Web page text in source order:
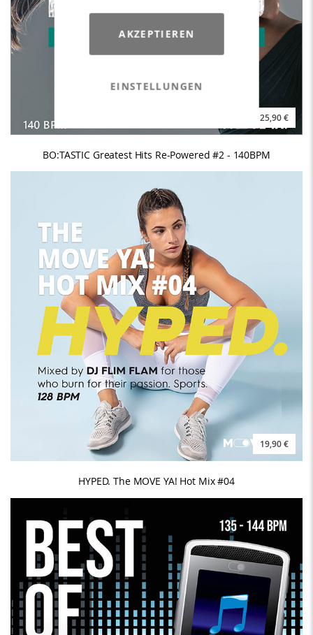
AKZEPTIEREN
EINSTELLUNGEN
25,90 €
BO:TASTIC Greatest Hits Re-Powered #2 - 140BPM
19,90 €
HYPED. The MOVE YA! Hot Mix #04